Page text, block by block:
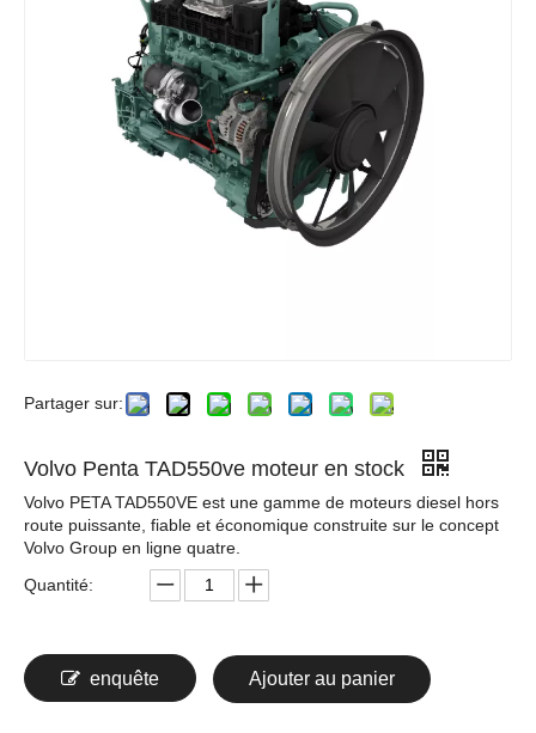
Partager sur:
Volvo Penta TAD550ve moteur en stock
Volvo PETA TAD550VE est une gamme de moteurs diesel hors
route puissante, fiable et économique construite sur le concept
Volvo Group en ligne quatre.
Quantité:
enquête Ajouter au panier